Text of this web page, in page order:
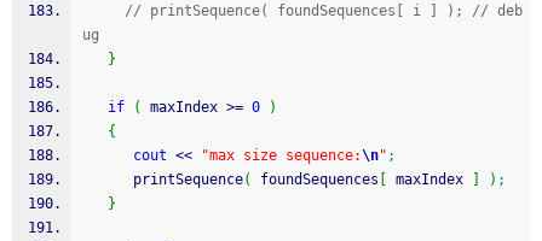
// printSequence( foundSequences[ i ] ); // deb
ug
}
if ( maxIndex >= 0
)
{
cout << "max size sequence:\n" ;
      printSequence
( foundSequences maxIndex ) ;
}